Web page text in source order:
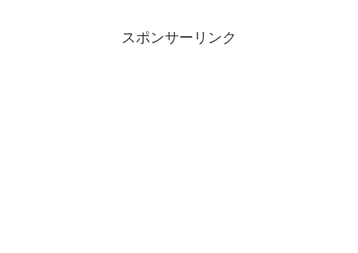
スポンサーリンク